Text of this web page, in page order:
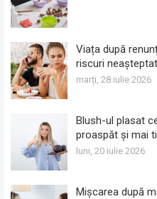
Viața după
riscuri
marți, 28 iulie 2026
Blush-ul plasat
proaspăt și mai
luni, 20 iulie 2026
Mișcarea după